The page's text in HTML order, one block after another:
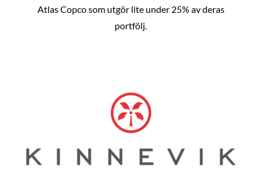
Atlas Copco som utgör lite under 25% av deras
portfölj.